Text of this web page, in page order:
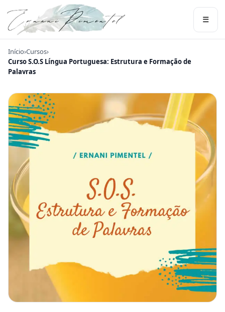
☰
Início›Cursos›
Curso S.O.S Língua Portuguesa: Estrutura e Formação de
Palavras